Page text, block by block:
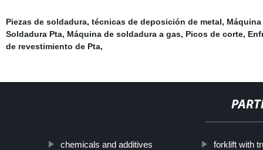
Piezas de soldadura, técnicas de deposición de metal,
Soldadura Pta, Máquina de soldadura a gas, Picos de corte,
de revestimiento de Pta,
chemicals and additives forklift with